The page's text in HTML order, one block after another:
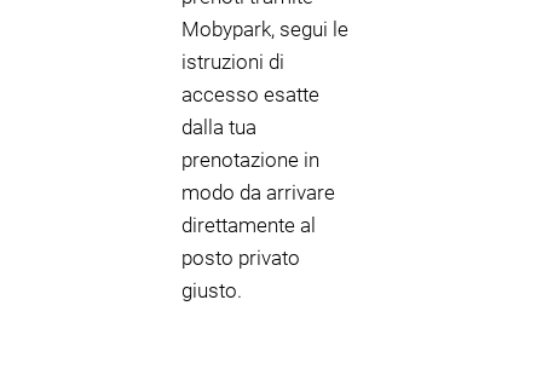
Mobypark, segui le
istruzioni di
accesso esatte
dalla tua
prenotazione in
modo da arrivare
direttamente al
posto privato
giusto.